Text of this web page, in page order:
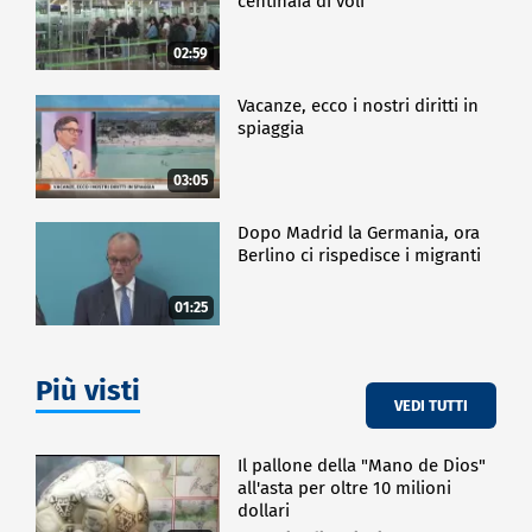
02:59
03:05
Vacanze, ecco i nostri diritti in
spiaggia
01:25
Dopo Madrid la Germania, ora
Berlino ci rispedisce i migranti
Più visti VEDI TUTTI
Il pallone della "Mano de Dios"
all'asta per oltre 10 milioni
dollari